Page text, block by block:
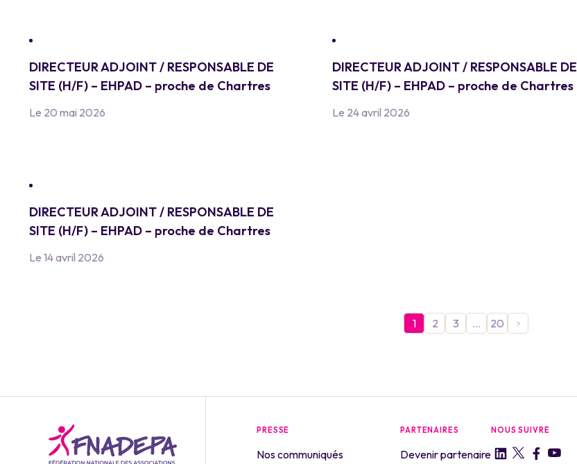
DIRECTEUR ADJOINT / RESPONSABLE DE
SITE (H/F) – EHPAD – proche de Chartres
Le 20 mai 2026
DIRECTEUR ADJOINT / RESPONSABLE DE
SITE (H/F) – EHPAD – proche de Chartres
Le 24 avril 2026
DIRECTEUR ADJOINT / RESPONSABLE DE
SITE (H/F) – EHPAD – proche de Chartres
Le 14 avril 2026
1 2 3 … 20
PRESSE
Nos communiqués
PARTENAIRES
Devenir partenaire
NOUS SUIVRE